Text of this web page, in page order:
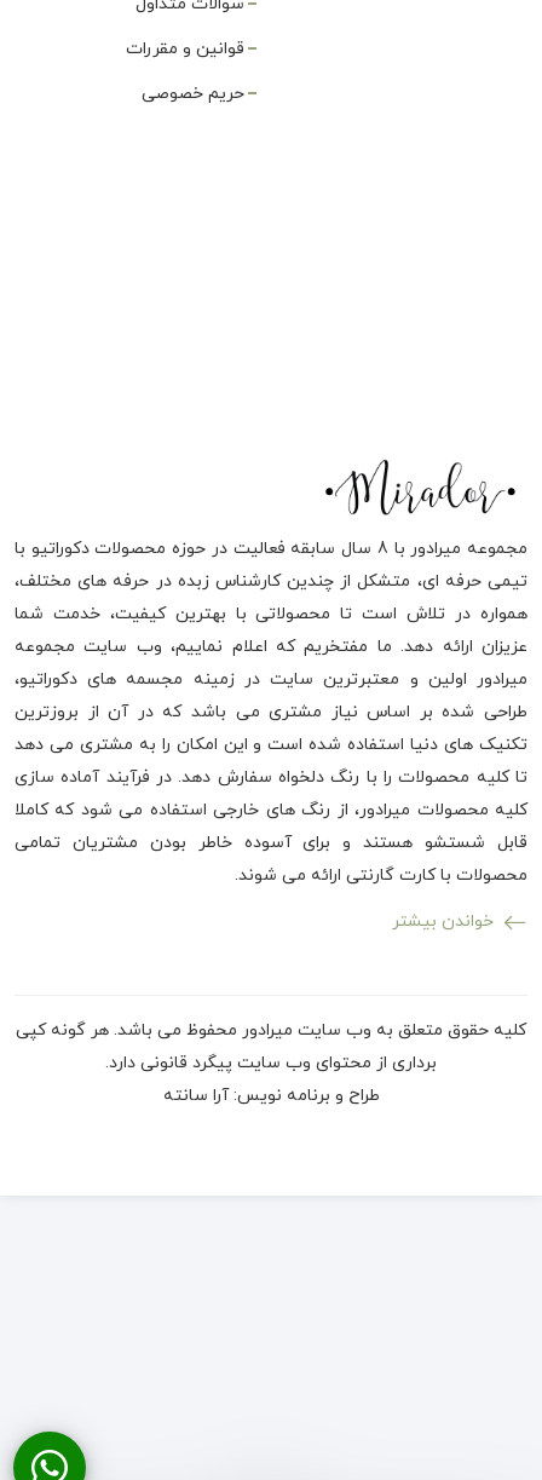
قوانین و مقررات
حریم خصوصی
مجموعه میرادور با 8 سال سابقه فعالیت در حوزه محصولات دکوراتیو با
تیمی حرفه ای، متشکل از چندین کارشناس زبده در حرفه های مختلف،
همواره در تلاش است تا محصولاتی با بهترین کیفیت، خدمت شما
عزیزان ارائه دهد. ما مفتخریم که اعلام نماییم، وب سایت مجموعه
میرادور اولین و معتبرترین سایت در زمینه مجسمه های دکوراتیو،
طراحی شده بر اساس نیاز مشتری می باشد که در آن از بروزترین
تکنیک های دنیا استفاده شده است و این امکان را به مشتری می دهد
تا کلیه محصولات را با رنگ دلخواه سفارش دهد. در فرآیند آماده سازی
کلیه محصولات میرادور، از رنگ های خارجی استفاده می شود که کاملا
قابل شستشو هستند و برای آسوده خاطر بودن مشتریان تمامی
محصولات با کارت گارنتی ارائه می شوند.
خواندن بیشتر
کلیه حقوق متعلق به وب سایت میرادور محفوظ می باشد. هر گونه کپی
برداری از محتوای وب سایت پیگرد قانونی دارد.
طراح و برنامه نویس:آرا سانته